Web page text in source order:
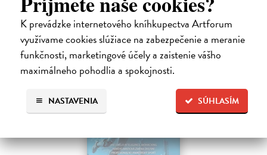
K prevádzke internetového kníhkupectva Artforum
využívame cookies slúžiace na zabezpečenie a meranie
funkčnosti, marketingové účely a zaistenie vášho
maximálneho pohodlia a spokojnosti.
SÚHLASÍM
NASTAVENIA
18,70 €